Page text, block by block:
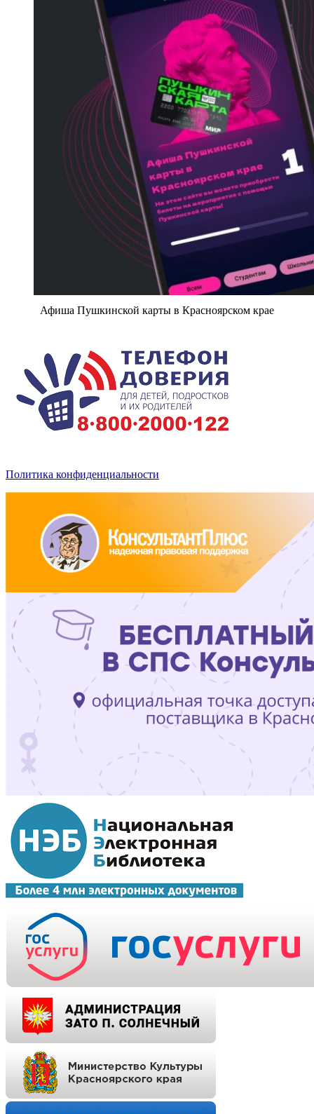
Афиша Пушкинской карты в Красноярском крае
Политика конфиденциальности